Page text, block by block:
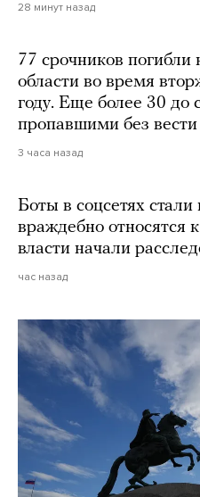
28 минут назад
77 срочников погибли
области во время
году. Еще более 30 до
пропавшими без вести
3 часа назад
Боты в соцсетях стали
враждебно относятся
власти начали
час назад